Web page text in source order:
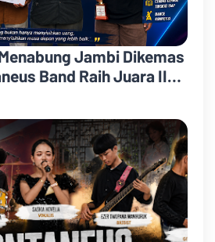
Jambi Dikemas
Band Raih Juara II
dan Mahasiswa